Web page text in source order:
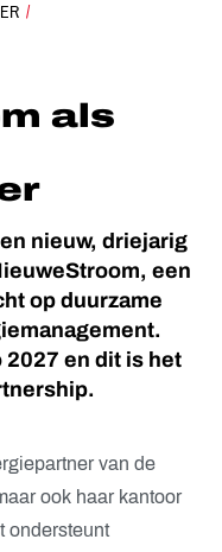
ALS NIEUWE
als
nieuw, driejarig
een
op duurzame
en dit is het
van de
ook haar kantoor
ondersteunt